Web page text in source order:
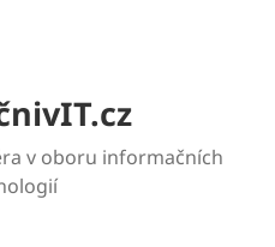
v oboru informačních